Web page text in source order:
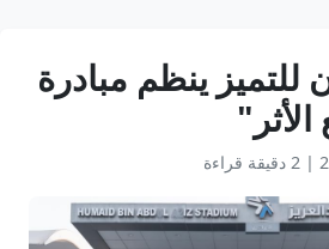
للتميز ينظم مبادرة
| 2 دقيقة قراءة